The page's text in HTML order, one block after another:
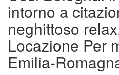
intorno a
neghittoso
Locazione Per
Emilia-